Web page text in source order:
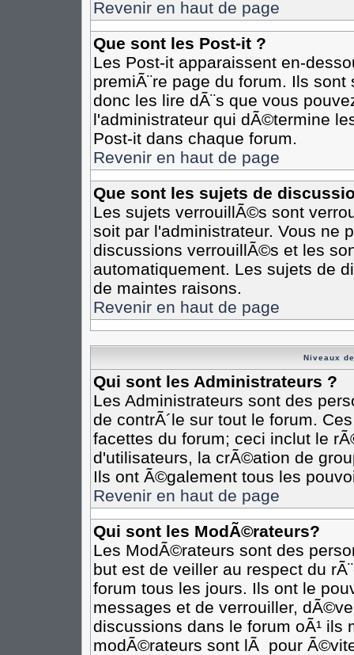
Revenir en haut de page
Que sont les Post-it ?
Les Post-it apparaissent en-
premiÃ¨re page du forum. Ils
donc les lire dÃ¨s que vous
l'administrateur qui dÃ©termine
Post-it dans chaque forum.
Revenir en haut de page
Que sont les sujets de
Les sujets verrouillÃ©s sont
soit par l'administrateur. Vous ne
discussions verrouillÃ©s et les
automatiquement. Les sujets de
de maintes raisons.
Revenir en haut de page
Niveaux
Qui sont les Administrateurs ?
Les Administrateurs sont des
de contrÃ´le sur tout le forum.
facettes du forum; ceci inclut le
d'utilisateurs, la crÃ©ation de
Ils ont Ã©galement tous les
Revenir en haut de page
Qui sont les ModÃ©rateurs?
Les ModÃ©rateurs sont des
but est de veiller au respect du
forum tous les jours. Ils ont le
messages et de verrouiller,
discussions dans le forum oÃ¹ ils
modÃ©rateurs sont lÃ pour